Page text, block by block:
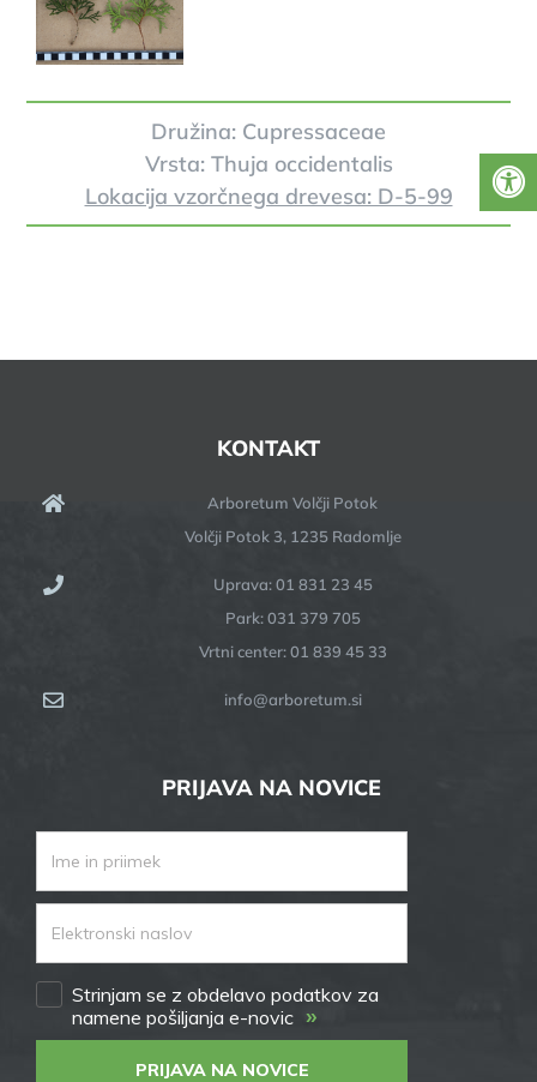
Družina: Cupressaceae
Vrsta: Thuja occidentalis
Lokacija vzorčnega drevesa: D-5-99
KONTAKT
Arboretum Volčji Potok
Volčji Potok 3, 1235 Radomlje
Uprava: 01 831 23 45
Park: 031 379 705
Vrtni center: 01 839 45 33
info@arboretum.si
PRIJAVA NA NOVICE
Strinjam se z obdelavo podatkov za
namene pošiljanja e-novic »
PRIJAVA NA NOVICE